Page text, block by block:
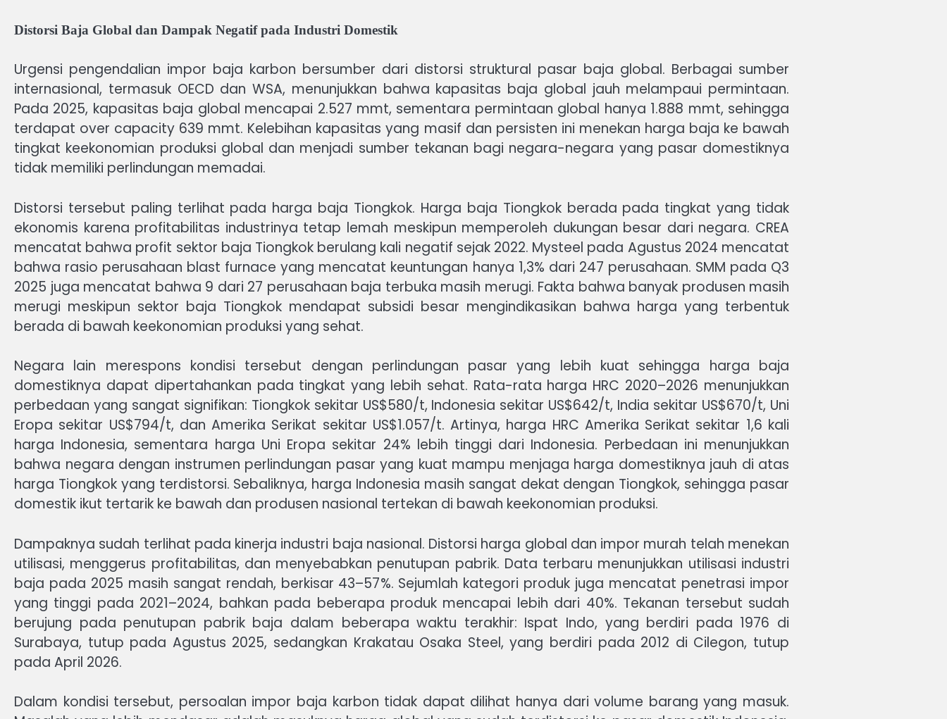
Distorsi Baja Global dan Dampak Negatif pada Industri Domestik
Urgensi pengendalian impor baja karbon bersumber dari distorsi struktural pasar baja global. Berbagai sumber
internasional, termasuk OECD dan WSA, menunjukkan bahwa kapasitas baja global jauh melampaui permintaan.
Pada 2025, kapasitas baja global mencapai 2.527 mmt, sementara permintaan global hanya 1.888 mmt, sehingga
terdapat over capacity 639 mmt. Kelebihan kapasitas yang masif dan persisten ini menekan harga baja ke bawah
tingkat keekonomian produksi global dan menjadi sumber tekanan bagi negara-negara yang pasar domestiknya
tidak memiliki perlindungan memadai.
Distorsi tersebut paling terlihat pada harga baja Tiongkok. Harga baja Tiongkok berada pada tingkat yang tidak
ekonomis karena profitabilitas industrinya tetap lemah meskipun memperoleh dukungan besar dari negara. CREA
mencatat bahwa profit sektor baja Tiongkok berulang kali negatif sejak 2022. Mysteel pada Agustus 2024 mencatat
bahwa rasio perusahaan blast furnace yang mencatat keuntungan hanya 1,3% dari 247 perusahaan. SMM pada Q3
2025 juga mencatat bahwa 9 dari 27 perusahaan baja terbuka masih merugi. Fakta bahwa banyak produsen masih
merugi meskipun sektor baja Tiongkok mendapat subsidi besar mengindikasikan bahwa harga yang terbentuk
berada di bawah keekonomian produksi yang sehat.
Negara lain merespons kondisi tersebut dengan perlindungan pasar yang lebih kuat sehingga harga baja
domestiknya dapat dipertahankan pada tingkat yang lebih sehat. Rata-rata harga HRC 2020–2026 menunjukkan
perbedaan yang sangat signifikan: Tiongkok sekitar US$580/t, Indonesia sekitar US$642/t, India sekitar US$670/t, Uni
Eropa sekitar US$794/t, dan Amerika Serikat sekitar US$1.057/t. Artinya, harga HRC Amerika Serikat sekitar 1,6 kali
harga Indonesia, sementara harga Uni Eropa sekitar 24% lebih tinggi dari Indonesia. Perbedaan ini menunjukkan
bahwa negara dengan instrumen perlindungan pasar yang kuat mampu menjaga harga domestiknya jauh di atas
harga Tiongkok yang terdistorsi. Sebaliknya, harga Indonesia masih sangat dekat dengan Tiongkok, sehingga pasar
domestik ikut tertarik ke bawah dan produsen nasional tertekan di bawah keekonomian produksi.
Dampaknya sudah terlihat pada kinerja industri baja nasional. Distorsi harga global dan impor murah telah menekan
utilisasi, menggerus profitabilitas, dan menyebabkan penutupan pabrik. Data terbaru menunjukkan utilisasi industri
baja pada 2025 masih sangat rendah, berkisar 43–57%. Sejumlah kategori produk juga mencatat penetrasi impor
yang tinggi pada 2021–2024, bahkan pada beberapa produk mencapai lebih dari 40%. Tekanan tersebut sudah
berujung pada penutupan pabrik baja dalam beberapa waktu terakhir: Ispat Indo, yang berdiri pada 1976 di
Surabaya, tutup pada Agustus 2025, sedangkan Krakatau Osaka Steel, yang berdiri pada 2012 di Cilegon, tutup
pada April 2026.
Dalam kondisi tersebut, persoalan impor baja karbon tidak dapat dilihat hanya dari volume barang yang masuk.